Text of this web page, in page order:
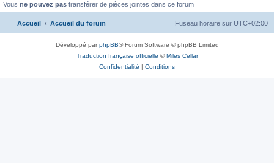
Vous ne pouvez pas transférer de pièces jointes dans ce forum
Accueil Accueil du forum Fuseau horaire sur UTC+02:00
Développé parphpBB® Forum Software © phpBB Limited
Traduction française officielle ©Miles Cellar
Confidentialité | Conditions